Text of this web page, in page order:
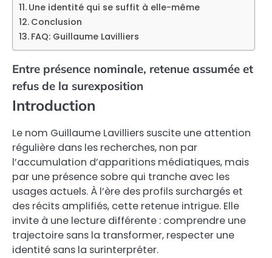
Une identité qui se suffit à elle-même
Conclusion
FAQ: Guillaume Lavilliers
Entre présence nominale, retenue assumée et
refus de la surexposition
Introduction
Le nom Guillaume Lavilliers suscite une attention
régulière dans les recherches, non par
l’accumulation d’apparitions médiatiques, mais
par une présence sobre qui tranche avec les
usages actuels. À l’ère des profils surchargés et
des récits amplifiés, cette retenue intrigue. Elle
invite à une lecture différente : comprendre une
trajectoire sans la transformer, respecter une
identité sans la surinterpréter.